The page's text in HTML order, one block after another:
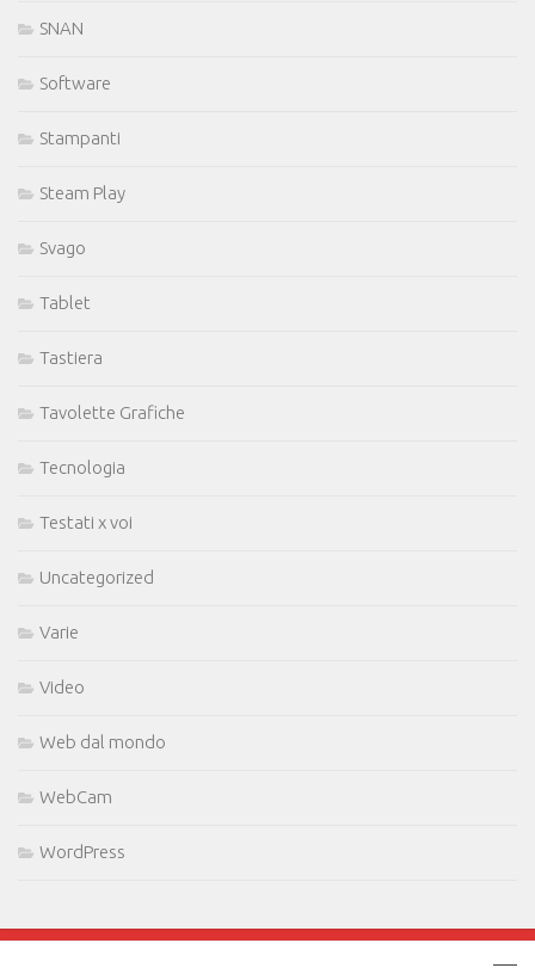
SNAN
Software
Stampanti
Steam Play
Svago
Tablet
Tastiera
Tavolette Grafiche
Tecnologia
Testati x voi
Uncategorized
Varie
Video
Web dal mondo
WebCam
WordPress